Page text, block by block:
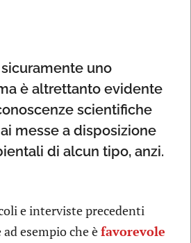
uno
è altrettanto evidente
scientifiche
messe a disposizione
di alcun tipo, anzi.
e interviste precedenti
esempio che èfavorevole